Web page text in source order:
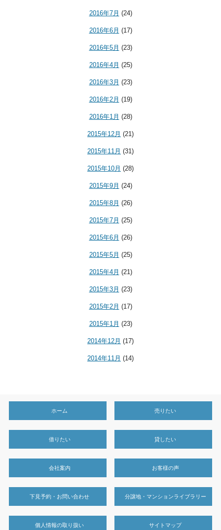
2016年7月 (24)
2016年6月 (17)
2016年5月 (23)
2016年4月 (25)
2016年3月 (23)
2016年2月 (19)
2016年1月 (28)
2015年12月 (21)
2015年11月 (31)
2015年10月 (28)
2015年9月 (24)
2015年8月 (26)
2015年7月 (25)
2015年6月 (26)
2015年5月 (25)
2015年4月 (21)
2015年3月 (23)
2015年2月 (17)
2015年1月 (23)
2014年12月 (17)
2014年11月 (14)
ホーム 売りたい
借りたい 貸したい
会社案内 お客様の声
下見予約・お問い合わせ 分譲地・マンションライブラリー
個人情報の取り扱い サイトマップ